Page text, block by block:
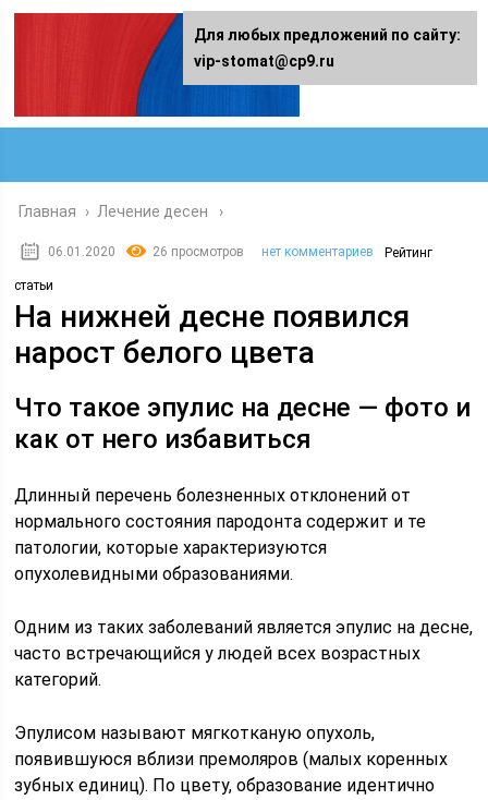
Главная › Лечение десен
06.01.2020 26 просмотров нет комментариев Рейтинг
статьи
На нижней десне появился
нарост белого цвета
Что такое эпулис на десне — фото и
как от него избавиться
Длинный перечень болезненных отклонений от
нормального состояния пародонта содержит и те
патологии, которые характеризуются
опухолевидными образованиями.
Одним из таких заболеваний является эпулис на десне,
часто встречающийся у людей всех возрастных
категорий.
Эпулисом называют мягкотканую опухоль,
появившуюся вблизи премоляров (малых коренных
зубных единиц). По цвету, образование идентично
Для любых предложений по сайту:
vip-stomat@cp9.ru